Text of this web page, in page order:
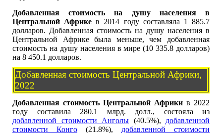
Добавленная стоимость на душу населения в
Центральной Африке в 2014 году составляла 1 885.7
долларов. Добавленная стоимость на душу населения в
Центральной Африке была меньше, чем добавленная
стоимость на душу населения в мире (10 335.8 долларов)
на 8 450.1 долларов.
Добавленная стоимость Центральной Африки,
2022
Добавленная стоимость Центральной Африки в 2022
году составила 280.1 млрд. долл., состояла из
добавленной стоимости Анголы (40.5%), добавленной
стоимости Конго (21.8%), добавленной стоимости